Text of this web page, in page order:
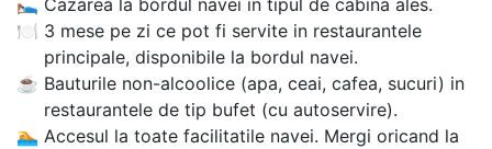
🛌 Cazarea la bordul navei in tipul de cabina ales.
🍽 3 mese pe zi ce pot fi servite in restaurantele
principale, disponibile la bordul navei.
☕ Bauturile non-alcoolice (apa, ceai, cafea, sucuri) in
restaurantele de tip bufet (cu autoservire).
🏊‍ Accesul la toate facilitatile navei. Mergi oricand la